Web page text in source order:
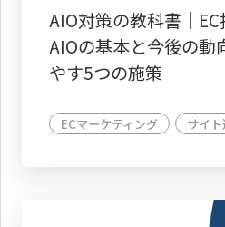
AIO対策の教科書│EC
AIOの基本と今後の動
やす5つの施策
ECマーケティング サイ